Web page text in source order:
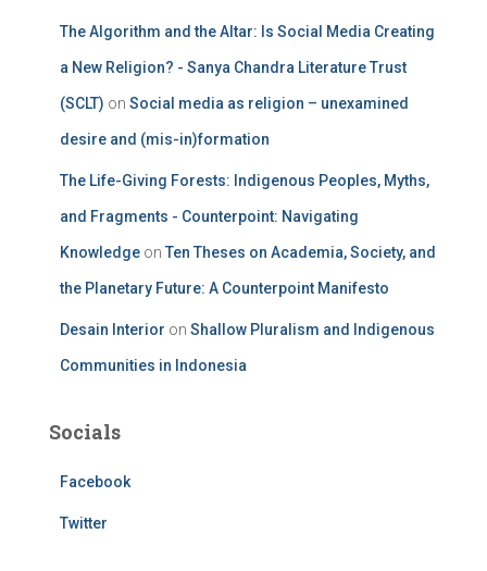
The Algorithm and the Altar: Is Social Media Creating
a New Religion? - Sanya Chandra Literature Trust
(SCLT) on Social media as religion – unexamined
desire and (mis-in)formation
The Life-Giving Forests: Indigenous Peoples, Myths,
and Fragments - Counterpoint: Navigating
Knowledge on Ten Theses on Academia, Society, and
the Planetary Future: A Counterpoint Manifesto
Desain Interior on Shallow Pluralism and Indigenous
Communities in Indonesia
Socials
Facebook
Twitter